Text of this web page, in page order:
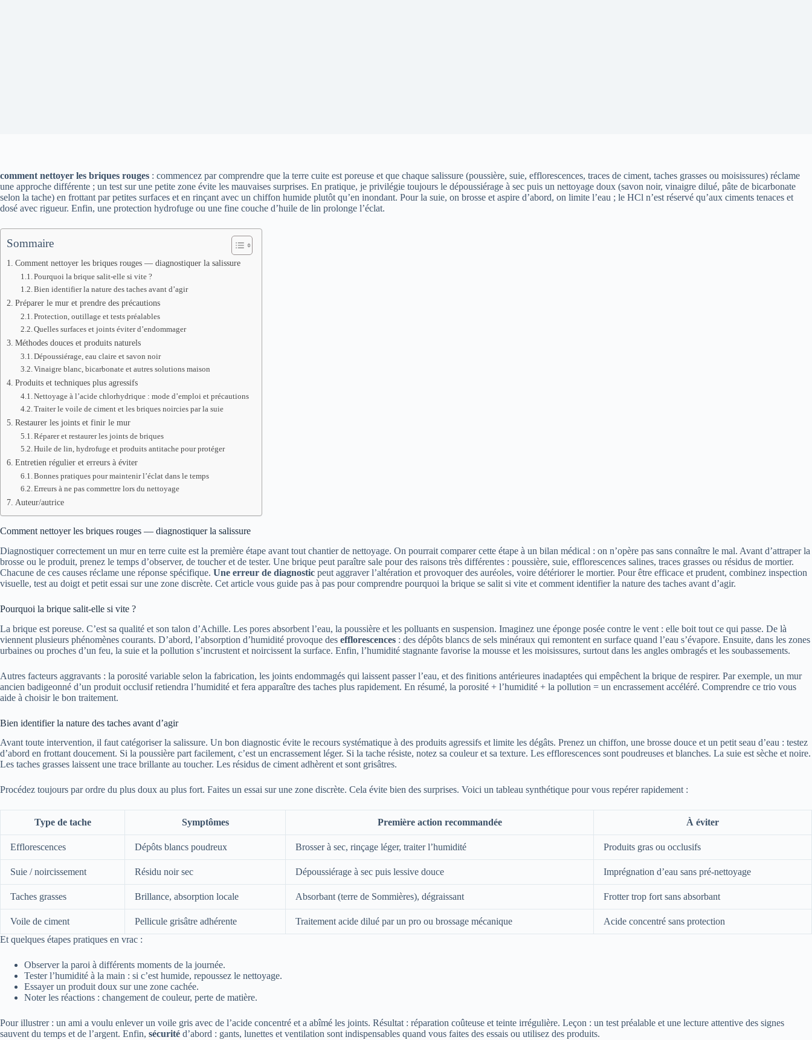
comment nettoyer les briques rouges : commencez par comprendre que la terre cuite est poreuse et que chaque salissure (poussière, suie, efflorescences, traces de ciment, taches grasses ou moisissures) réclame
une approche différente ; un test sur une petite zone évite les mauvaises surprises. En pratique, je privilégie toujours le dépoussiérage à sec puis un nettoyage doux (savon noir, vinaigre dilué, pâte de bicarbonate
selon la tache) en frottant par petites surfaces et en rinçant avec un chiffon humide plutôt qu’en inondant. Pour la suie, on brosse et aspire d’abord, on limite l’eau ; le HCl n’est réservé qu’aux ciments tenaces et
dosé avec rigueur. Enfin, une protection hydrofuge ou une fine couche d’huile de lin prolonge l’éclat.
Sommaire
Comment nettoyer les briques rouges — diagnostiquer la salissure
Pourquoi la brique salit-elle si vite ?
Bien identifier la nature des taches avant d’agir
Préparer le mur et prendre des précautions
Protection, outillage et tests préalables
Quelles surfaces et joints éviter d’endommager
Méthodes douces et produits naturels
Dépoussiérage, eau claire et savon noir
Vinaigre blanc, bicarbonate et autres solutions maison
Produits et techniques plus agressifs
Nettoyage à l’acide chlorhydrique : mode d’emploi et précautions
Traiter le voile de ciment et les briques noircies par la suie
Restaurer les joints et finir le mur
Réparer et restaurer les joints de briques
Huile de lin, hydrofuge et produits antitache pour protéger
Entretien régulier et erreurs à éviter
Bonnes pratiques pour maintenir l’éclat dans le temps
Erreurs à ne pas commettre lors du nettoyage
Auteur/autrice
Comment nettoyer les briques rouges — diagnostiquer la salissure
Diagnostiquer correctement un mur en terre cuite est la première étape avant tout chantier de nettoyage. On pourrait comparer cette étape à un bilan médical : on n’opère pas sans connaître le mal. Avant d’attraper la
brosse ou le produit, prenez le temps d’observer, de toucher et de tester. Une brique peut paraître sale pour des raisons très différentes : poussière, suie, efflorescences salines, traces grasses ou résidus de mortier.
Chacune de ces causes réclame une réponse spécifique. Une erreur de diagnostic peut aggraver l’altération et provoquer des auréoles, voire détériorer le mortier. Pour être efficace et prudent, combinez inspection
visuelle, test au doigt et petit essai sur une zone discrète. Cet article vous guide pas à pas pour comprendre pourquoi la brique se salit si vite et comment identifier la nature des taches avant d’agir.
Pourquoi la brique salit-elle si vite ?
La brique est poreuse. C’est sa qualité et son talon d’Achille. Les pores absorbent l’eau, la poussière et les polluants en suspension. Imaginez une éponge posée contre le vent : elle boit tout ce qui passe. De là
viennent plusieurs phénomènes courants. D’abord, l’absorption d’humidité provoque des efflorescences : des dépôts blancs de sels minéraux qui remontent en surface quand l’eau s’évapore. Ensuite, dans les zones
urbaines ou proches d’un feu, la suie et la pollution s’incrustent et noircissent la surface. Enfin, l’humidité stagnante favorise la mousse et les moisissures, surtout dans les angles ombragés et les soubassements.
Autres facteurs aggravants : la porosité variable selon la fabrication, les joints endommagés qui laissent passer l’eau, et des finitions antérieures inadaptées qui empêchent la brique de respirer. Par exemple, un mur
ancien badigeonné d’un produit occlusif retiendra l’humidité et fera apparaître des taches plus rapidement. En résumé, la porosité + l’humidité + la pollution = un encrassement accéléré. Comprendre ce trio vous
aide à choisir le bon traitement.
Bien identifier la nature des taches avant d’agir
Avant toute intervention, il faut catégoriser la salissure. Un bon diagnostic évite le recours systématique à des produits agressifs et limite les dégâts. Prenez un chiffon, une brosse douce et un petit seau d’eau : testez
d’abord en frottant doucement. Si la poussière part facilement, c’est un encrassement léger. Si la tache résiste, notez sa couleur et sa texture. Les efflorescences sont poudreuses et blanches. La suie est sèche et noire.
Les taches grasses laissent une trace brillante au toucher. Les résidus de ciment adhèrent et sont grisâtres.
Procédez toujours par ordre du plus doux au plus fort. Faites un essai sur une zone discrète. Cela évite bien des surprises. Voici un tableau synthétique pour vous repérer rapidement :
Type de tache Symptômes Première action recommandée À éviter
Efflorescences Dépôts blancs poudreux Brosser à sec, rinçage léger, traiter l’humidité Produits gras ou occlusifs
Suie / noircissement Résidu noir sec Dépoussiérage à sec puis lessive douce Imprégnation d’eau sans pré-nettoyage
Taches grasses Brillance, absorption locale Absorbant (terre de Sommières), dégraissant Frotter trop fort sans absorbant
Voile de ciment Pellicule grisâtre adhérente Traitement acide dilué par un pro ou brossage mécanique
Acide concentré sans protection
Et quelques étapes pratiques en vrac :
Observer la paroi à différents moments de la journée.
Tester l’humidité à la main : si c’est humide, repoussez le nettoyage.
Essayer un produit doux sur une zone cachée.
Noter les réactions : changement de couleur, perte de matière.
Pour illustrer : un ami a voulu enlever un voile gris avec de l’acide concentré et a abîmé les joints. Résultat : réparation coûteuse et teinte irrégulière. Leçon : un test préalable et une lecture attentive des signes
sauvent du temps et de l’argent. Enfin, sécurité d’abord : gants, lunettes et ventilation sont indispensables quand vous faites des essais ou utilisez des produits.